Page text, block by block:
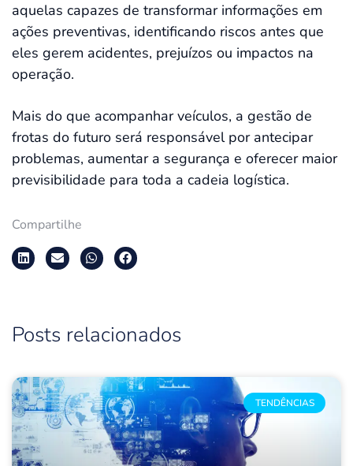
aquelas capazes de transformar informações em
ações preventivas, identificando riscos antes que
eles gerem acidentes, prejuízos ou impactos na
operação.
Mais do que acompanhar veículos, a gestão de
frotas do futuro será responsável por antecipar
problemas, aumentar a segurança e oferecer maior
previsibilidade para toda a cadeia logística.
Compartilhe
Posts relacionados
TENDÊNCIAS